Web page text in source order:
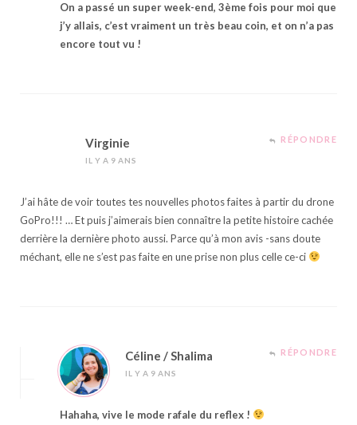
On a passé un super week-end, 3ème fois pour moi que
j’y allais, c’est vraiment un très beau coin, et on n’a pas
encore tout vu !
Virginie
IL Y A 9 ANS
RÉPONDRE
J’ai hâte de voir toutes tes nouvelles photos faites à partir du drone
GoPro!!! … Et puis j’aimerais bien connaître la petite histoire cachée
derrière la dernière photo aussi. Parce qu’à mon avis -sans doute
méchant, elle ne s’est pas faite en une prise non plus celle ce-ci
Céline / Shalima
IL Y A 9 ANS
RÉPONDRE
Hahaha, vive le mode rafale du reflex !